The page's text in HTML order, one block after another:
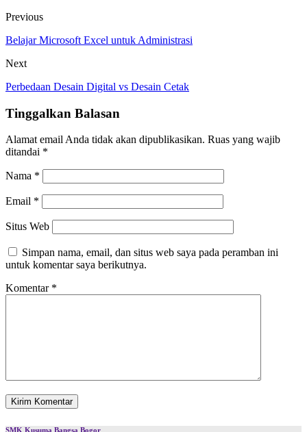
Previous
Belajar Microsoft Excel untuk Administrasi
Next
Perbedaan Desain Digital vs Desain Cetak
Tinggalkan Balasan
Alamat email Anda tidak akan dipublikasikan. Ruas yang wajib
ditandai *
Nama *
Email *
Situs Web
Simpan nama, email, dan situs web saya pada peramban ini
untuk komentar saya berikutnya.
Komentar *
SMK Kusuma Bangsa Bogor